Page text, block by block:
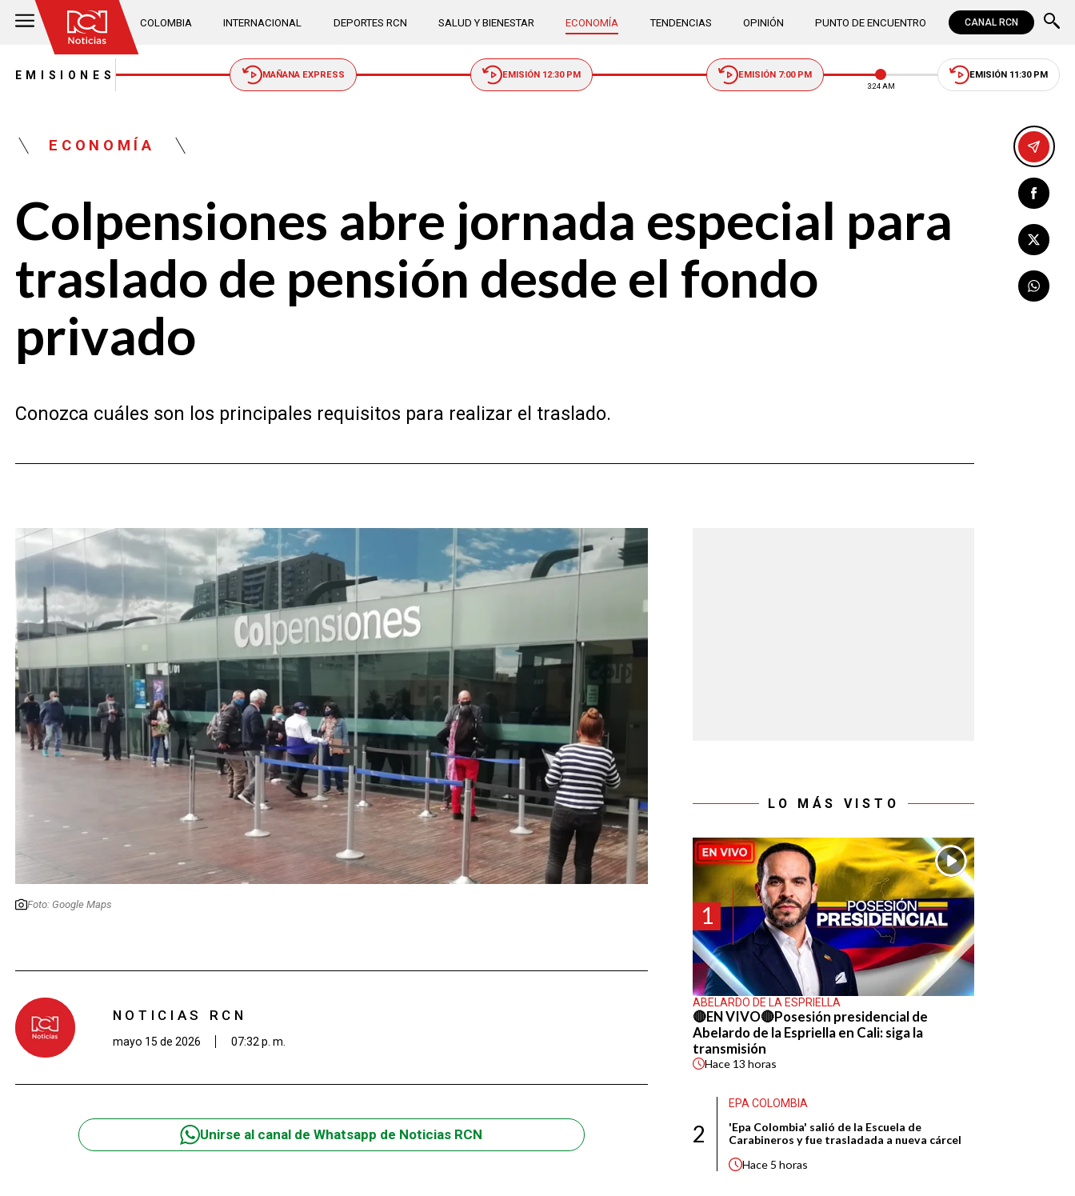
COLOMBIA INTERNACIONAL DEPORTES RCN SALUD Y BIENESTAR ECONOMÍA TENDENCIAS OPINIÓN PUNTO DE ENCUENTRO CANAL RCN
EMISIONES MAÑANA EXPRESS EMISIÓN 12:30 PM EMISIÓN 7:00 PM
3:24 AM
EMISIÓN 11:30 PM
ECONOMÍA
Colpensiones abre jornada especial para
traslado de pensión desde el fondo
privado
Conozca cuáles son los principales requisitos para realizar el traslado.
Foto: Google Maps
NOTICIAS RCN
mayo 15 de 2026 07:32 p. m.
Unirse al canal de Whatsapp de Noticias RCN
LO MÁS VISTO
1
ABELARDO DE LA ESPRIELLA
🔴EN VIVO🔴Posesión presidencial de
Abelardo de la Espriella en Cali: siga la
transmisión
Hace 13 horas
2
EPA COLOMBIA
'Epa Colombia' salió de la Escuela de
Carabineros y fue trasladada a nueva cárcel
Hace 5 horas